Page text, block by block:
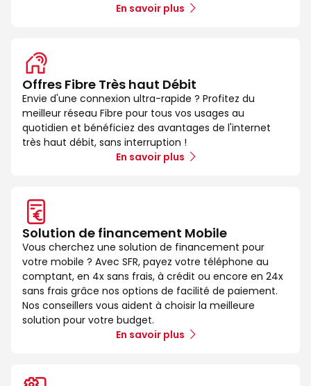
En savoir plus
Offres Fibre Très haut Débit
Envie d'une connexion ultra-rapide ? Profitez du
meilleur réseau Fibre pour tous vos usages au
quotidien et bénéficiez des avantages de l'internet
très haut débit, sans interruption !
En savoir plus
Solution de financement Mobile
Vous cherchez une solution de financement pour
votre mobile ? Avec SFR, payez votre téléphone au
comptant, en 4x sans frais, à crédit ou encore en 24x
sans frais grâce nos options de facilité de paiement.
Nos conseillers vous aident à choisir la meilleure
solution pour votre budget.
En savoir plus